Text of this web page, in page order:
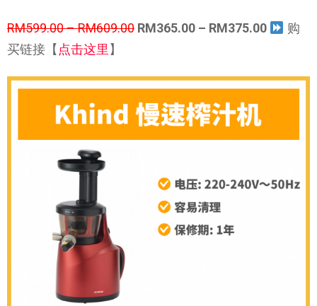
RM599.00 – RM609.00 RM365.00 – RM375.00
购
买链接【 点击这里 】